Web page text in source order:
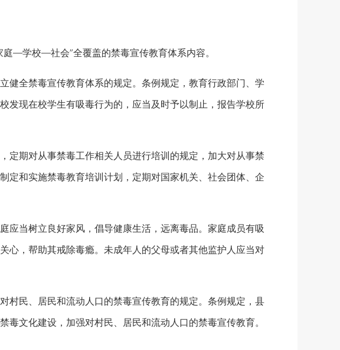
—学校—社会”全覆盖的禁毒宣传教育体系内容。
全禁毒宣传教育体系的规定。条例规定，教育行政部门、学
发现在校学生有吸毒行为的，应当及时予以制止，报告学校所
期对从事禁毒工作相关人员进行培训的规定，加大对从事禁
定和实施禁毒教育培训计划，定期对国家机关、社会团体、企
当树立良好家风，倡导健康生活，远离毒品。家庭成员有吸
心，帮助其戒除毒瘾。未成年人的父母或者其他监护人应当对
民、居民和流动人口的禁毒宣传教育的规定。条例规定，县
文化建设，加强对村民、居民和流动人口的禁毒宣传教育。